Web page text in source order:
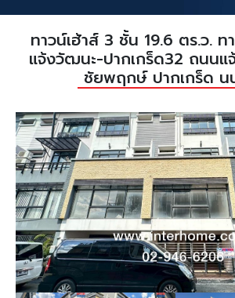
ทาวน์เฮ้าส์ 3 ชั้น 19.6 ตร.ว. ท
แจ้งวัฒนะ-ปากเกร็ด32 ถนน
ชัยพฤกษ์ ปากเกร็ด น